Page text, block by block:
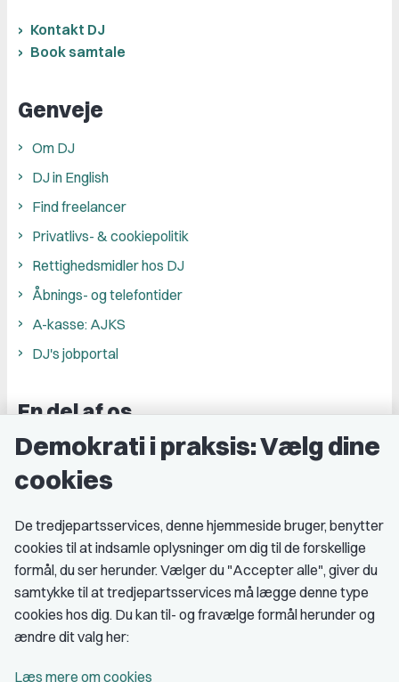
Kontakt DJ
Book samtale
Genveje
Om DJ
DJ in English
Find freelancer
Privatlivs- & cookiepolitik
Rettighedsmidler hos DJ
Åbnings- og telefontider
A-kasse: AJKS
DJ's jobportal
En del af os
Grupper og kredse
Studenterorganisationer
Medlemskab
Fordele som medlem
Kontingent
Demokrati i praksis: Vælg dine
cookies
De tredjepartsservices, denne hjemmeside bruger, benytter
cookies til at indsamle oplysninger om dig til de forskellige
formål, du ser herunder. Vælger du "Accepter alle", giver du
samtykke til at tredjepartsservices må lægge denne type
cookies hos dig. Du kan til- og fravælge formål herunder og
ændre dit valg her:
Læs mere om cookies